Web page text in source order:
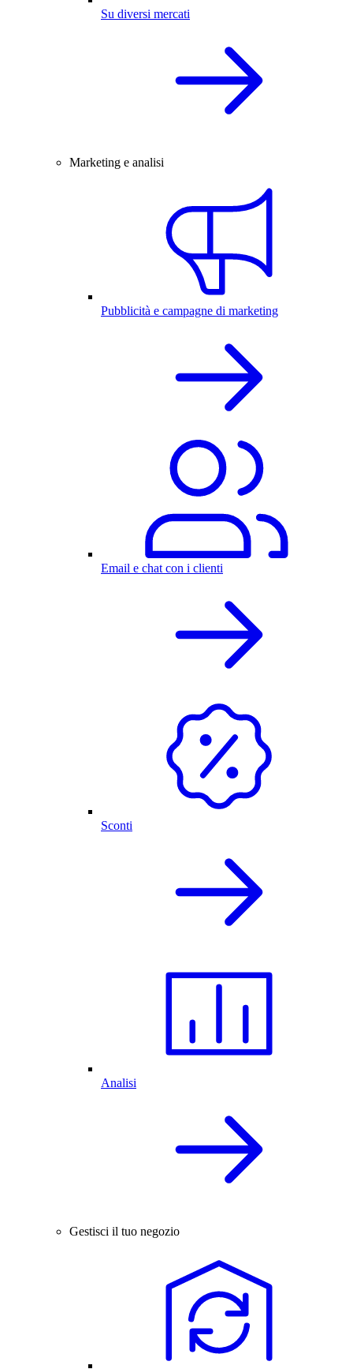
Su diversi mercati
Marketing e analisi
Pubblicità e campagne di marketing
Email e chat con i clienti
Sconti
Analisi
Gestisci il tuo negozio